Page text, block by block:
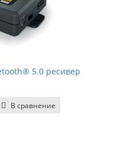
5.0 ресивер
В сравнение